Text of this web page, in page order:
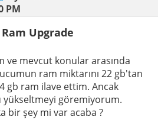
PM
Upgrade
ve mevcut konular arasında
ram miktarını 22 gb'tan
gb ram ilave ettim. Ancak
göremiyorum.
bir şey mi var acaba ?